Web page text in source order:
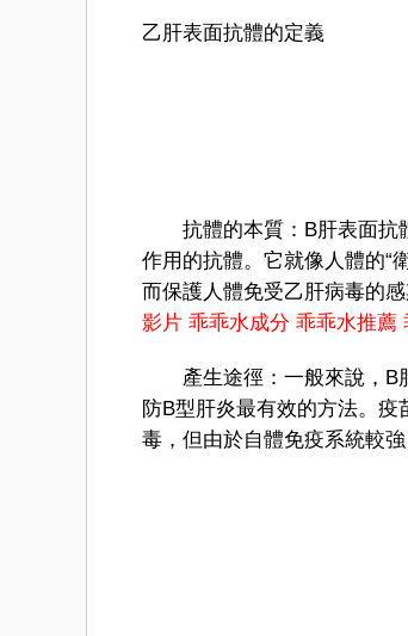
乙肝表面抗體的定義
抗體的本質：B肝表面抗體
作用的抗體。它就像人體的“
而保護人體免受乙肝病毒的感
影片 乖乖水成分 乖乖水推薦
產生途徑：一般來說，B肝
防B型肝炎最有效的方法。
毒，但由於自體免疫系統較